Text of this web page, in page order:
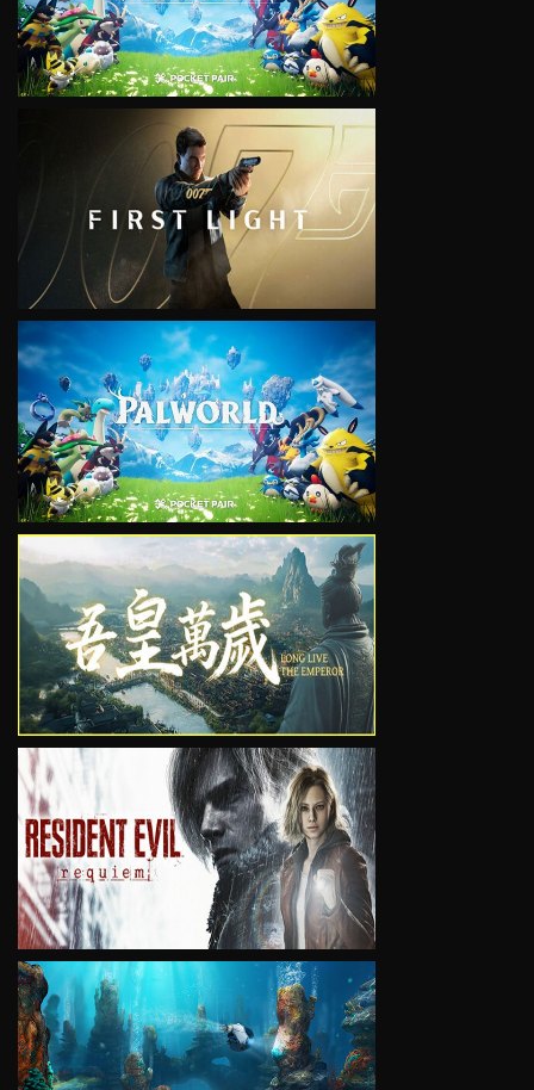
VIEW
VIEW
VIEW
VIEW
VIEW